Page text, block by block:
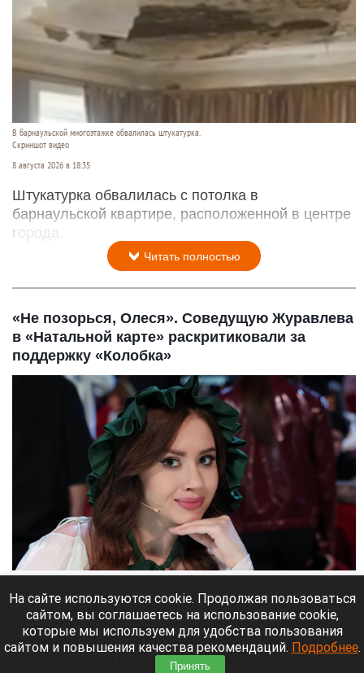
В барнаульской многоэтажке обвалилась штукатурка.
Скриншот видео
8 августа 2026 в 18:35
Штукатурка обвалилась с потолка в
барнаульской квартире, расположенной в центре
города.
Читать полностью
«Не позорься, Олеся». Соведущую Журавлева
в «Натальной карте» раскритиковали за
поддержку «Колобка»
Пресс-служба телеканала НТВ.
8 августа 2026 в 17:35
Скандал вокруг фильма «Колобок», где одну из
главных ролей сыграл Дмитрий Журавлев,
На сайте используются cookie. Продолжая пользоваться
сайтом, вы соглашаетесь на использование cookie,
которые мы используем для удобства пользования
сайтом и повышения качества рекомендаций. Подробнее.
Принять